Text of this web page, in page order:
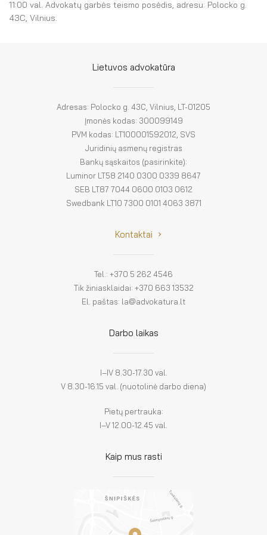
ES
11:00 val. Advokatų garbės teismo posėdis, adresu: Polocko g.
43C, Vilnius.
Lietuvos advokatūra
Adresas: Polocko g. 43C, Vilnius, LT-01205
Įmonės kodas: 300099149
PVM kodas: LT100001592012, SVS
Juridinių asmenų registras
Bankų sąskaitos (pasirinkite):
Luminor LT58 2140 0300 0339 8647
SEB LT87 7044 0600 0103 0612
Swedbank LT10 7300 0101 4063 3871
Kontaktai
Tel.: +370 5 262 4546
Tik žiniasklaidai: +370 663 13532
El. paštas: la@advokatura.lt
Darbo laikas
I–IV 8.30-17.30 val.
V 8.30-16.15 val. (nuotolinė darbo diena)
Pietų pertrauka:
I–V 12.00-12.45 val.
Kaip mus rasti